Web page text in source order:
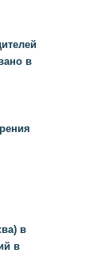
в
в
в